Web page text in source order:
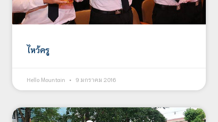
ไหว้ครู
Hello Mountain 9 มกราคม 2016